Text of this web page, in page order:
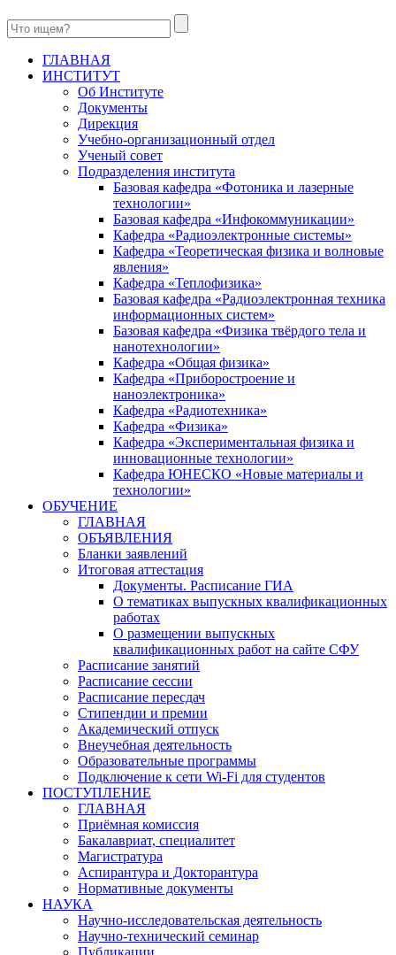
ГЛАВНАЯ
ИНСТИТУТ
Об Институте
Документы
Дирекция
Учебно-организационный отдел
Ученый совет
Подразделения института
Базовая кафедра «Фотоника и лазерные
технологии»
Базовая кафедра «Инфокоммуникации»
Кафедра «Радиоэлектронные системы»
Кафедра «Теоретическая физика и волновые
явления»
Кафедра «Теплофизика»
Базовая кафедра «Радиоэлектронная техника
информационных систем»
Базовая кафедра «Физика твёрдого тела и
нанотехнологии»
Кафедра «Общая физика»
Кафедра «Приборостроение и
наноэлектроника»
Кафедра «Радиотехника»
Кафедра «Физика»
Кафедра «Экспериментальная физика и
инновационные технологии»
Кафедра ЮНЕСКО «Новые материалы и
технологии»
ОБУЧЕНИЕ
ГЛАВНАЯ
ОБЪЯВЛЕНИЯ
Бланки заявлений
Итоговая аттестация
Документы. Расписание ГИА
О тематиках выпускных квалификационных
работах
О размещении выпускных
квалификационных работ на сайте СФУ
Расписание занятий
Расписание сессии
Расписание пересдач
Стипендии и премии
Академический отпуск
Внеучебная деятельность
Образовательные программы
Подключение к сети Wi-Fi для студентов
ПОСТУПЛЕНИЕ
ГЛАВНАЯ
Приёмная комиссия
Бакалавриат, специалитет
Магистратура
Аспирантура и Докторантура
Нормативные документы
НАУКА
Научно-исследовательская деятельность
Научно-технический семинар
Публикации